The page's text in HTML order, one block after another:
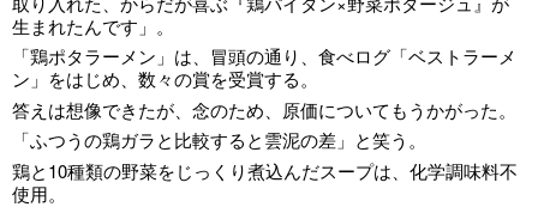
生まれたんです」。
「鶏ポタラーメン」は、冒頭の通り、食べログ「ベストラーメ
ン」をはじめ、数々の賞を受賞する。
答えは想像できたが、念のため、原価についてもうかがった。
「ふつうの鶏ガラと比較すると雲泥の差」と笑う。
鶏と10種類の野菜をじっくり煮込んだスープは、化学調味料不
使用。